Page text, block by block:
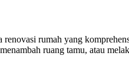
rumah yang
ruang tamu, atau